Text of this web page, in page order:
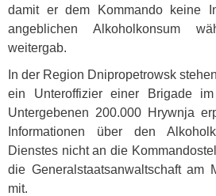
damit er dem Kommando keine
angeblichen Alkoholkonsum
weitergab.
In der Region Dnipropetrowsk
ein Unteroffizier einer Brigade
Untergebenen 200.000 Hrywnja
Informationen über den
Dienstes nicht an die
die Generalstaatsanwaltschaft am
mit.